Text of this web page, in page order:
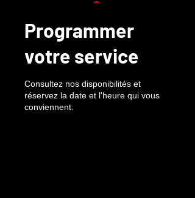
Programmer
votre service
Consultez nos disponibilités et
réservez la date et l'heure qui vous
conviennent.